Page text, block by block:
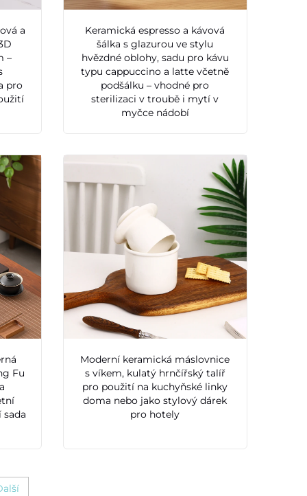
a
–
pro
Keramická espresso a kávová
šálka s glazurou ve stylu
hvězdné oblohy, sadu pro kávu
typu cappuccino a latte včetně
podšálku – vhodné pro
sterilizaci v troubě i mytí v
myčce nádobí
Fu
Moderní keramická máslovnice
s víkem, kulatý hrnčířský talíř
pro použití na kuchyňské linky
doma nebo jako stylový dárek
pro hotely